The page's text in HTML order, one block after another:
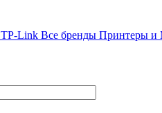
TP-Link Все бренды Принтеры